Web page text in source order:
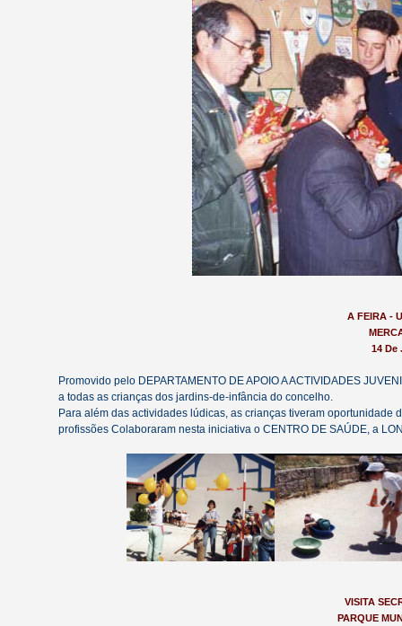
A FEIRA -
14 De
Promovido pelo DEPARTAMENTO DE APOIO A ACTIVIDADES
a todas as crianças dos jardins-de-infância do concelho.
Para além das actividades lúdicas, as crianças tiveram oportunidade
profissões Colaboraram nesta iniciativa o CENTRO DE SAÚDE, a
VISITA
PARQUE